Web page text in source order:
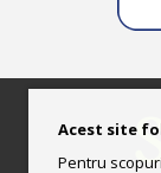
Acest site
Pentru